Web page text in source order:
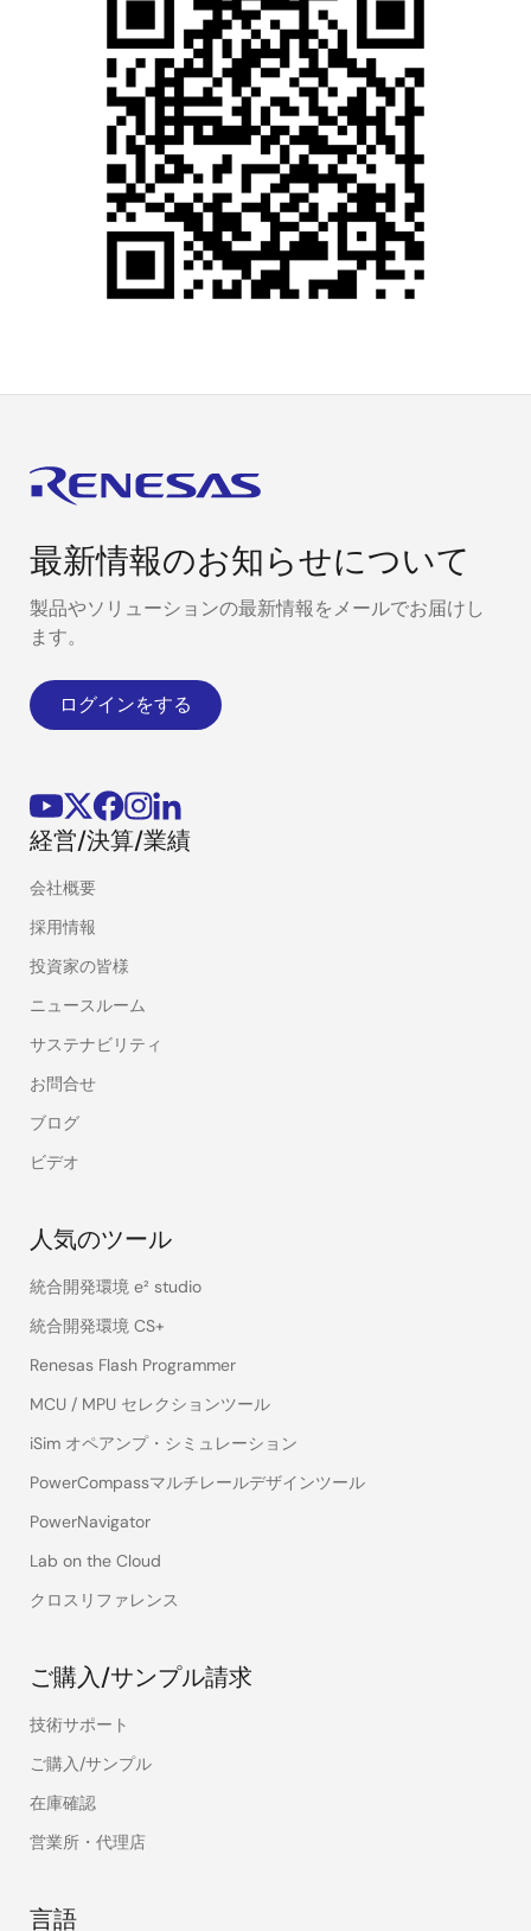
最新情報のお知らせについて
製品やソリューションの最新情報をメールでお届けし
ます。
ログインをする
経営/決算/業績
会社概要
採用情報
投資家の皆様
ニュースルーム
サステナビリティ
お問合せ
ブログ
ビデオ
人気のツール
統合開発環境 e² studio
統合開発環境 CS+
Renesas Flash Programmer
MCU / MPU セレクションツール
iSim オペアンプ・シミュレーション
PowerCompassマルチレールデザインツール
PowerNavigator
Lab on the Cloud
クロスリファレンス
ご購入/サンプル請求
技術サポート
ご購入/サンプル
在庫確認
営業所・代理店
言語